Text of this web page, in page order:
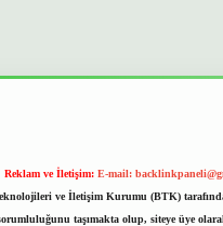
Reklam ve İletişim: E-mail:
ve İletişim Kurumu (BTK)
taşımakta olup, siteye üye